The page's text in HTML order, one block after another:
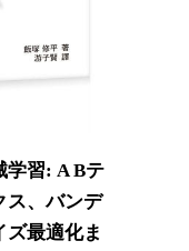
学習: A Bテ
ス、バンデ
ズ最適化ま